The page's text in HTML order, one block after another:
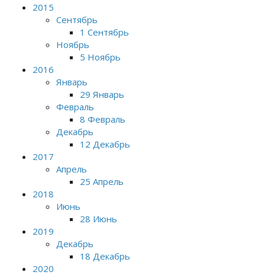
2015
Сентябрь
1 Сентябрь
Ноябрь
5 Ноябрь
2016
Январь
29 Январь
Февраль
8 Февраль
Декабрь
12 Декабрь
2017
Апрель
25 Апрель
2018
Июнь
28 Июнь
2019
Декабрь
18 Декабрь
2020